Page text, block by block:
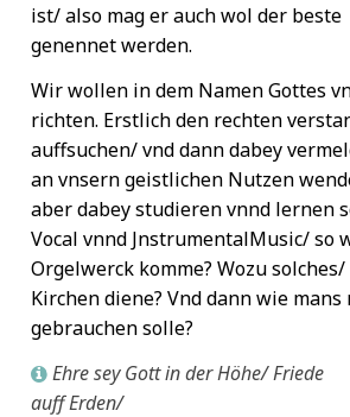
ist/ also mag er auch wol der beste
genennet werden.
Wir wollen in dem Namen Gottes
richten. Erstlich den rechten
auffsuchen/ vnd dann dabey
an vnsern geistlichen Nutzen
aber dabey studieren vnnd lernen
Vocal vnnd JnstrumentalMusic/ so
Orgelwerck komme? Wozu
Kirchen diene? Vnd dann wie
gebrauchen solle?
L Ehre sey Gott in der Höhe/ Friede
auff Erden/